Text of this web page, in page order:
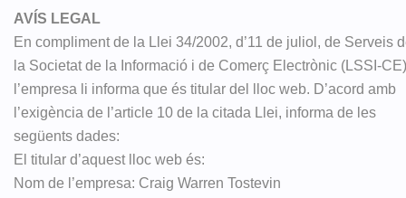
AVÍS LEGAL
En compliment de la Llei 34/2002, d’11 de juliol, de Serveis
la Societat de la Informació i de Comerç Electrònic (LSSI-
l’empresa li informa que és titular del lloc web. D’acord amb
l’exigència de l’article 10 de la citada Llei, informa de les
següents dades:
El titular d’aquest lloc web és:
Nom de l’empresa: Craig Warren Tostevin